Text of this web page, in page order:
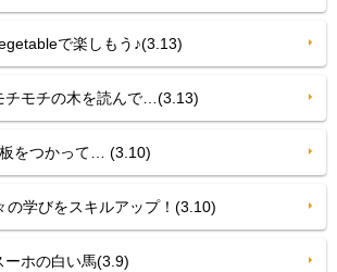
で楽しもう♪(3.13)
モチの木を読んで…(3.13)
つかって… (3.10)
学びをスキルアップ！(3.10)
ホの白い馬(3.9)